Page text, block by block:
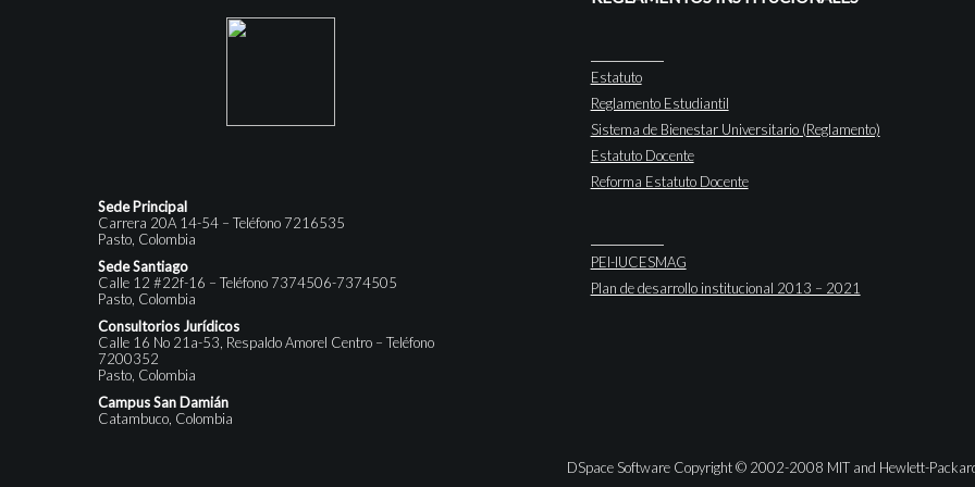
Sede Principal
Carrera 20A 14-54 – Teléfono 7216535
Pasto, Colombia
Sede Santiago
Calle 12 #22f-16 – Teléfono 7374506-7374505
Pasto, Colombia
Consultorios Jurídicos
Calle 16 No 21a-53, Respaldo Amorel Centro – Teléfono
7200352
Pasto, Colombia
Campus San Damián
Catambuco, Colombia
Estatuto
Reglamento Estudiantil
Sistema de Bienestar Universitario (Reglamento)
Estatuto Docente
Reforma Estatuto Docente
PEI-IUCESMAG
Plan de desarrollo institucional 2013 – 2021
DSpace Software Copyright © 2002-2008 MIT and Hewlett-